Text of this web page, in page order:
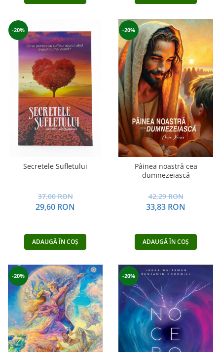
-20%
Secretele Sufletului
37,00 RON
29,60 RON
ADAUGĂ ÎN COȘ
-20%
Pâinea noastră cea
dumnezeiască
42,29 RON
33,83 RON
ADAUGĂ ÎN COȘ
-20% -20%